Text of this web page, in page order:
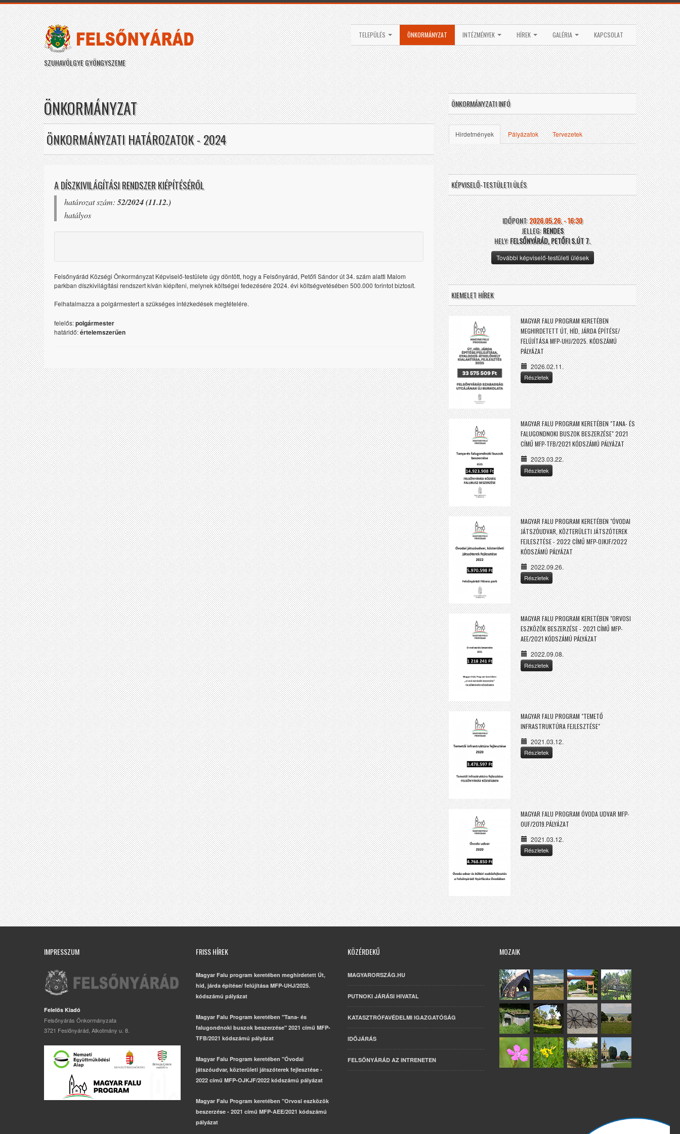
SZUHAVÖLGYE GYÖNGYSZEME
TELEPÜLÉS ÖNKORMÁNYZAT INTÉZMÉNYEK HÍREK GALÉRIA KAPCSOLAT
ÖNKORMÁNYZAT
ÖNKORMÁNYZATI HATÁROZATOK - 2024
A DÍSZKIVILÁGÍTÁSI RENDSZER KIÉPÍTÉSÉRŐL
határozat szám: 52/2024 (11.12.)
hatályos
Felsőnyárád Községi Önkormányzat Képviselő-testülete úgy döntött, hogy a Felsőnyárád, Petőfi Sándor út 34. szám alatti Malom
parkban díszkivilágítási rendszert kíván kiépíteni, melynek költségei fedezésére 2024. évi költségvetésében 500.000 forintot biztosít.
Felhatalmazza a polgármestert a szükséges intézkedések megtételére.
felelős:polgármester
határidő:értelemszerűen
ÖNKORMÁNYZATI INFÓ
Hirdetmények Pályázatok Tervezetek
KÉPVISELŐ-TESTÜLETI ÜLÉS
IDŐPONT:2026.05.26. - 16:30
JELLEG:RENDES
HELY:FELSŐNYÁRÁD, PETŐFI S.ÚT 7.
További képviselő-testületi ülések
KIEMELET HÍREK
MAGYAR FALU PROGRAM KERETÉBEN
MEGHIRDETETT ÚT, HÍD, JÁRDA ÉPÍTÉSE/
FELÚJÍTÁSA MFP-UHJ/2025. KÓDSZÁMÚ
PÁLYÁZAT
2026.02.11.
Részletek
MAGYAR FALU PROGRAM KERETÉBEN "TANA- ÉS
FALUGONDNOKI BUSZOK BESZERZÉSE" 2021
CÍMŰ MFP-TFB/2021 KÓDSZÁMÚ PÁLYÁZAT
2023.03.22.
Részletek
MAGYAR FALU PROGRAM KERETÉBEN "ÓVODAI
JÁTSZÓUDVAR, KÖZTERÜLETI JÁTSZÓTEREK
FEJLESZTÉSE - 2022 CÍMŰ MFP-OJKJF/2022
KÓDSZÁMÚ PÁLYÁZAT
2022.09.26.
Részletek
MAGYAR FALU PROGRAM KERETÉBEN "ORVOSI
ESZKÖZÖK BESZERZÉSE - 2021 CÍMŰ MFP-
AEE/2021 KÓDSZÁMÚ PÁLYÁZAT
2022.09.08.
Részletek
MAGYAR FALU PROGRAM "TEMETŐ
INFRASTRUKTÚRA FEJLESZTÉSE"
2021.03.12.
Részletek
MAGYAR FALU PROGRAM ÓVODA UDVAR MFP-
OUF/2019.PÁLYÁZAT
2021.03.12.
Részletek
IMPRESSZUM
Felelős Kiadó
Felsőnyárás Önkormányzata
3721 Feslőnyárád, Alkotmány u. 8.
FRISS HÍREK
Magyar Falu program keretében meghirdetett Út,
híd, járda építése/ felújítása MFP-UHJ/2025.
kódszámú pályázat
Magyar Falu Program keretében "Tana- és
falugondnoki buszok beszerzése" 2021 című MFP-
TFB/2021 kódszámú pályázat
Magyar Falu Program keretében "Óvodai
játszóudvar, közterületi játszóterek fejlesztése -
2022 című MFP-OJKJF/2022 kódszámú pályázat
Magyar Falu Program keretében "Orvosi eszközök
beszerzése - 2021 című MFP-AEE/2021 kódszámú
pályázat
KÖZÉRDEKŰ
MAGYARORSZÁG.HU
PUTNOKI JÁRÁSI HIVATAL
KATASZTRÓFAVÉDELMI IGAZGATÓSÁG
IDŐJÁRÁS
FELSŐNYÁRÁD AZ INTRENETEN
MOZAIK